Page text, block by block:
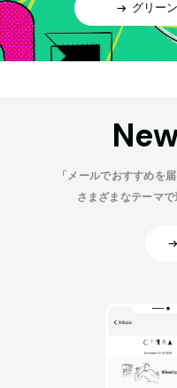
グリー
「メールでおすすめを
さまざまなテーマ